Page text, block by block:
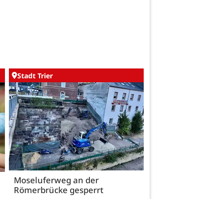
Stadt Trier
Moseluferweg an der
Römerbrücke gesperrt